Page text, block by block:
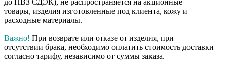
до ПВЗ СДЭК), не распространяется на акционные
товары, изделия изготовленные под клиента, кожу и
расходные материалы.
Важно! При возврате или отказе от изделия, при
отсутствии брака, необходимо оплатить стоимость доставки
согласно тарифу, независимо от суммы заказа.